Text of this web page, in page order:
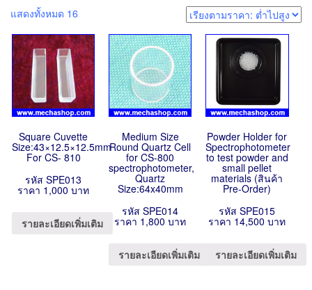
แสดงทั้งหมด 16
Square Cuvette
Size:43×12.5×12.5mm
For CS- 810
รหัส SPE013
ราคา 1,000 บาท
รายละเอียดเพิ่มเติม
Medium Size
Round Quartz Cell
for CS-800
spectrophotometer,
Quartz
Size:64x40mm
รหัส SPE014
ราคา 1,800 บาท
รายละเอียดเพิ่มเติม
Powder Holder for
Spectrophotometer
to test powder and
small pellet
materials (สินค้า
Pre-Order)
รหัส SPE015
ราคา 14,500 บาท
รายละเอียดเพิ่มเติม